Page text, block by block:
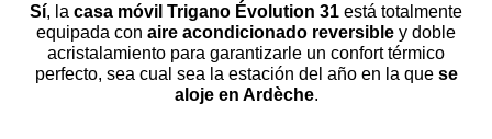
Sí, la casa móvil Trigano Évolution 31 está totalmente
equipada con aire acondicionado reversible y doble
acristalamiento para garantizarle un confort térmico
perfecto, sea cual sea la estación del año en la que se
aloje en Ardèche.